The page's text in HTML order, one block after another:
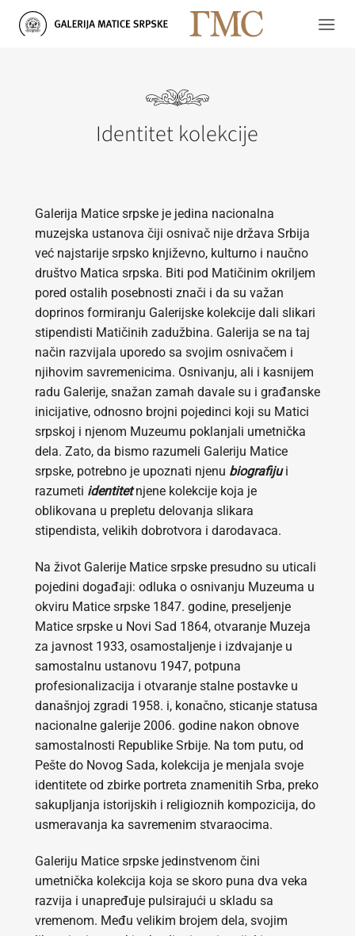
Identitet kolekcije
Galerija Matice srpske je jedina nacionalna
muzejska ustanova čiji osnivač nije država Srbija
već najstarije srpsko književno, kulturno i naučno
društvo Matica srpska. Biti pod Matičinim okriljem
pored ostalih posebnosti znači i da su važan
doprinos formiranju Galerijske kolekcije dali slikari
stipendisti Matičinih zadužbina. Galerija se na taj
način razvijala uporedo sa svojim osnivačem i
njihovim savremenicima. Osnivanju, ali i kasnijem
radu Galerije, snažan zamah davale su i građanske
inicijative, odnosno brojni pojedinci koji su Matici
srpskoj i njenom Muzeumu poklanjali umetnička
dela. Zato, da bismo razumeli Galeriju Matice
srpske, potrebno je upoznati njenu biografijui
razumeti identitetnjene kolekcije koja je
oblikovana u prepletu delovanja slikara
stipendista, velikih dobrotvora i darodavaca.
Na život Galerije Matice srpske presudno su uticali
pojedini događaji: odluka o osnivanju Muzeuma u
okviru Matice srpske 1847. godine, preseljenje
Matice srpske u Novi Sad 1864, otvaranje Muzeja
za javnost 1933, osamostaljenje i izdvajanje u
samostalnu ustanovu 1947, potpuna
profesionalizacija i otvaranje stalne postavke u
današnjoj zgradi 1958. i, konačno, sticanje statusa
nacionalne galerije 2006. godine nakon obnove
samostalnosti Republike Srbije. Na tom putu, od
Pešte do Novog Sada, kolekcija je menjala svoje
identitete od zbirke portreta znamenitih Srba, preko
sakupljanja istorijskih i religioznih kompozicija, do
usmeravanja ka savremenim stvaraocima.
Galeriju Matice srpske jedinstvenom čini
umetnička kolekcija koja se skoro puna dva veka
razvija i unapređuje pulsirajući u skladu sa
vremenom. Među velikim brojem dela, svojim